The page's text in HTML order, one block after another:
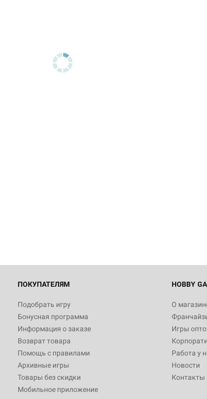
ПОКУПАТЕЛЯМ
Подобрать игру
Бонусная программа
Информация о заказе
Возврат товара
Помощь с правилами
Архивные игры
Товары без скидки
Мобильное приложение
HOBBY
О
Игры
Работа у
Новости
Контакты